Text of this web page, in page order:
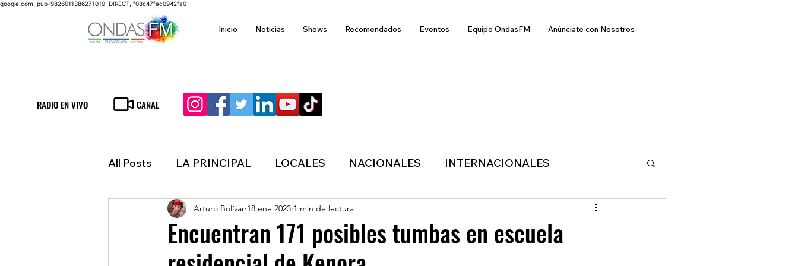
google.com, pub-9826011386271019, DIRECT, f08c47fec0942fa0
Inicio Noticias Shows Recomendados Eventos Equipo OndasFM Anúnciate con Nosotros
RADIO EN VIVO CANAL
All Posts LA PRINCIPAL LOCALES NACIONALES INTERNACIONALES
ESPECTACULOS FINANZAS ECONÓMICA TECNOLOGIA
LATINOAMERICA INMIGRACION POLÍTICA
Encuentran 171 posibles tumbas en escuela
Arturo Bolívar 18 ene 2023 1 min de lectura